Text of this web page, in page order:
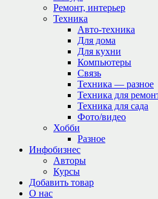
Ремонт, интерьер
Техника
Авто-техника
Для дома
Для кухни
Компьютеры
Связь
Техника — разное
Техника для
Техника для сада
Фото/видео
Хобби
Разное
Инфобизнес
Авторы
Курсы
Добавить товар
О нас